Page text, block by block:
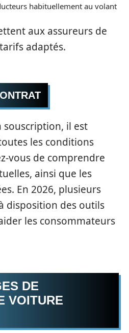
habituellement au volant
aux assureurs de
adaptés.
souscription, il est
les conditions
vous de comprendre
ainsi que les
En 2026, plusieurs
disposition des outils
les consommateurs
DE
VOITURE